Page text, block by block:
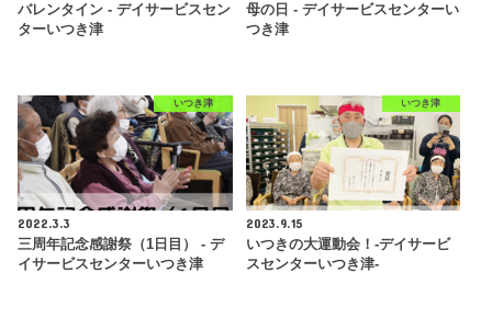
バレンタイン - デイサービスセン
ターいつき津
母の日 - デイサービスセンターい
つき津
いつき津
2022.3.3
三周年記念感謝祭（1日目） - デ
イサービスセンターいつき津
いつき津
2023.9.15
いつきの大運動会！-デイサービ
スセンターいつき津-